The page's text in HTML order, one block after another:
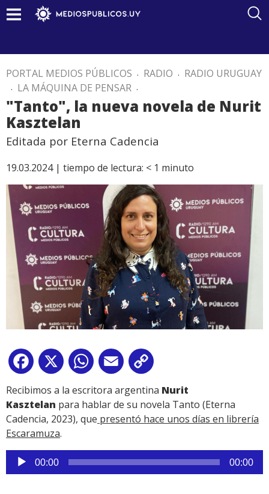
PORTAL MEDIOS PÚBLICOS . RADIO . RADIO URUGUAY
. LA MÁQUINA DE PENSAR .
"Tanto", la nueva novela de Nurit
Kasztelan
Editada por Eterna Cadencia
19.03.2024 | tiempo de lectura: < 1 minuto
Facebook
X WhatsApp
Email
Link
Recibimos a la escritora argentina Nurit
Kasztelan para hablar de su novela Tanto (Eterna
Cadencia, 2023), que presentó hace unos días en librería
Escaramuza.
Reproductor
de
00:00 00:00